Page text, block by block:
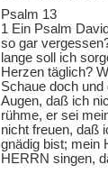
Psalm 13
1 Ein Psalm
so gar
lange soll ich
Herzen täglich?
Schaue doch
Augen, daß ich
rühme, er sei
nicht freuen, daß
gnädig bist; mein
HERRN singen,